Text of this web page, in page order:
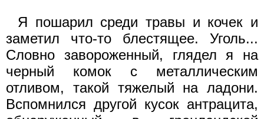
Я пошарил среди травы и кочек и
заметил что-то блестящее. Уголь...
Словно завороженный, глядел я на
черный комок с металлическим
отливом, такой тяжелый на ладони.
Вспомнился другой кусок антрацита,